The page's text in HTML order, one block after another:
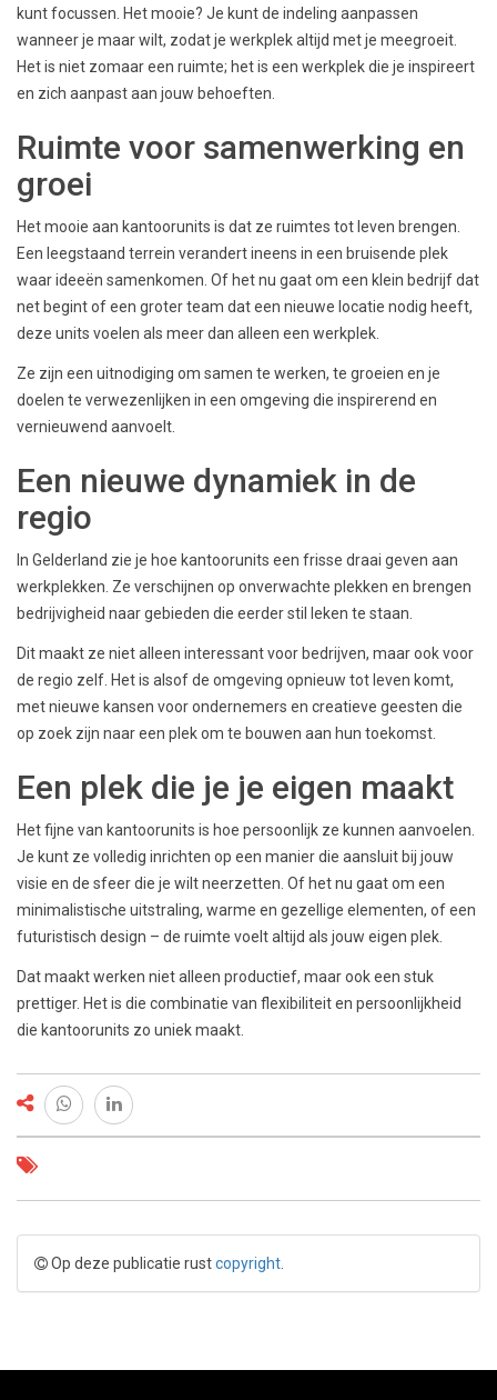
kunt focussen. Het mooie? Je kunt de indeling aanpassen
wanneer je maar wilt, zodat je werkplek altijd met je meegroeit.
Het is niet zomaar een ruimte; het is een werkplek die je inspireert
en zich aanpast aan jouw behoeften.
Ruimte voor samenwerking en
groei
Het mooie aan kantoorunits is dat ze ruimtes tot leven brengen.
Een leegstaand terrein verandert ineens in een bruisende plek
waar ideeën samenkomen. Of het nu gaat om een klein bedrijf dat
net begint of een groter team dat een nieuwe locatie nodig heeft,
deze units voelen als meer dan alleen een werkplek.
Ze zijn een uitnodiging om samen te werken, te groeien en je
doelen te verwezenlijken in een omgeving die inspirerend en
vernieuwend aanvoelt.
Een nieuwe dynamiek in de
regio
In Gelderland zie je hoe kantoorunits een frisse draai geven aan
werkplekken. Ze verschijnen op onverwachte plekken en brengen
bedrijvigheid naar gebieden die eerder stil leken te staan.
Dit maakt ze niet alleen interessant voor bedrijven, maar ook voor
de regio zelf. Het is alsof de omgeving opnieuw tot leven komt,
met nieuwe kansen voor ondernemers en creatieve geesten die
op zoek zijn naar een plek om te bouwen aan hun toekomst.
Een plek die je je eigen maakt
Het fijne van kantoorunits is hoe persoonlijk ze kunnen aanvoelen.
Je kunt ze volledig inrichten op een manier die aansluit bij jouw
visie en de sfeer die je wilt neerzetten. Of het nu gaat om een
minimalistische uitstraling, warme en gezellige elementen, of een
futuristisch design – de ruimte voelt altijd als jouw eigen plek.
Dat maakt werken niet alleen productief, maar ook een stuk
prettiger. Het is die combinatie van flexibiliteit en persoonlijkheid
die kantoorunits zo uniek maakt.
Op deze publicatie rustcopyright